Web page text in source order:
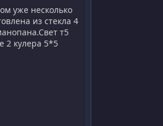
уже несколько
из стекла 4
т5
2 кулера 5*5